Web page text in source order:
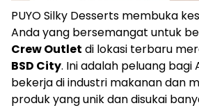
PUYO Silky Desserts membuka
Anda yang bersemangat untuk
Crew Outlet di lokasi terbaru
BSD City. Ini adalah peluang bagi
bekerja di industri makanan dan
produk yang unik dan disukai